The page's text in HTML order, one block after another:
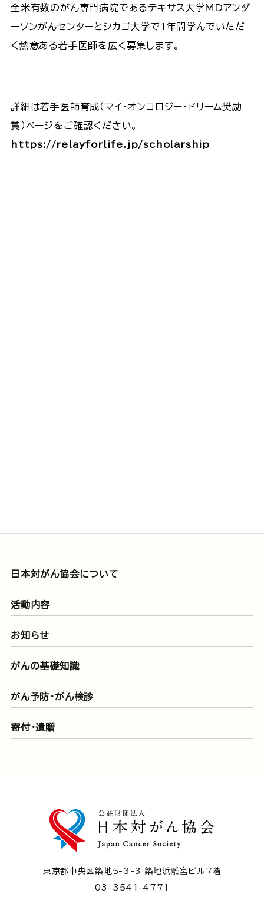
全米有数のがん専門病院であるテキサス大学MDアンダ
ーソンがんセンターとシカゴ大学で1年間学んでいただ
く熱意ある若手医師を広く募集します。
詳細は若手医師育成（マイ・オンコロジー・ドリーム奨励
賞）ページをご確認ください。
https://relayforlife.jp/scholarship
日本対がん協会について
活動内容
お知らせ
がんの基礎知識
がん予防・がん検診
寄付・遺贈
東京都中央区築地5-3-3 築地浜離宮ビル7階
03-3541-4771